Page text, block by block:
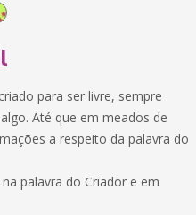
para ser livre, sempre
Até que em meados de
a respeito da palavra do
palavra do Criador e em